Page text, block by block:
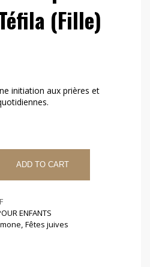
(Fille)
initiation aux prières et
ADD TO CART
ENFANTS
, Fêtes juives